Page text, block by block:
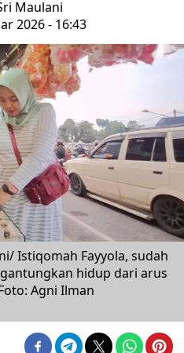
Maulani
2026 - 16:43
Istiqomah Fayyola, sudah
hidup dari arus
Agni Ilman